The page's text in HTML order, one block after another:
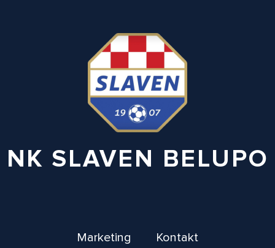
NK SLAVEN BELUPO
Marketing Kontakt